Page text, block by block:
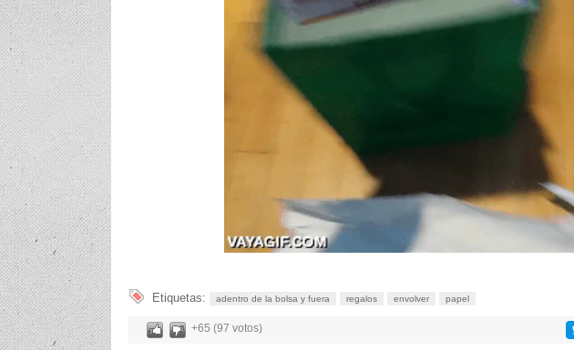
Etiquetas: adentro de la bolsa y fuera regalos envolver papel
+65 (97 votos)